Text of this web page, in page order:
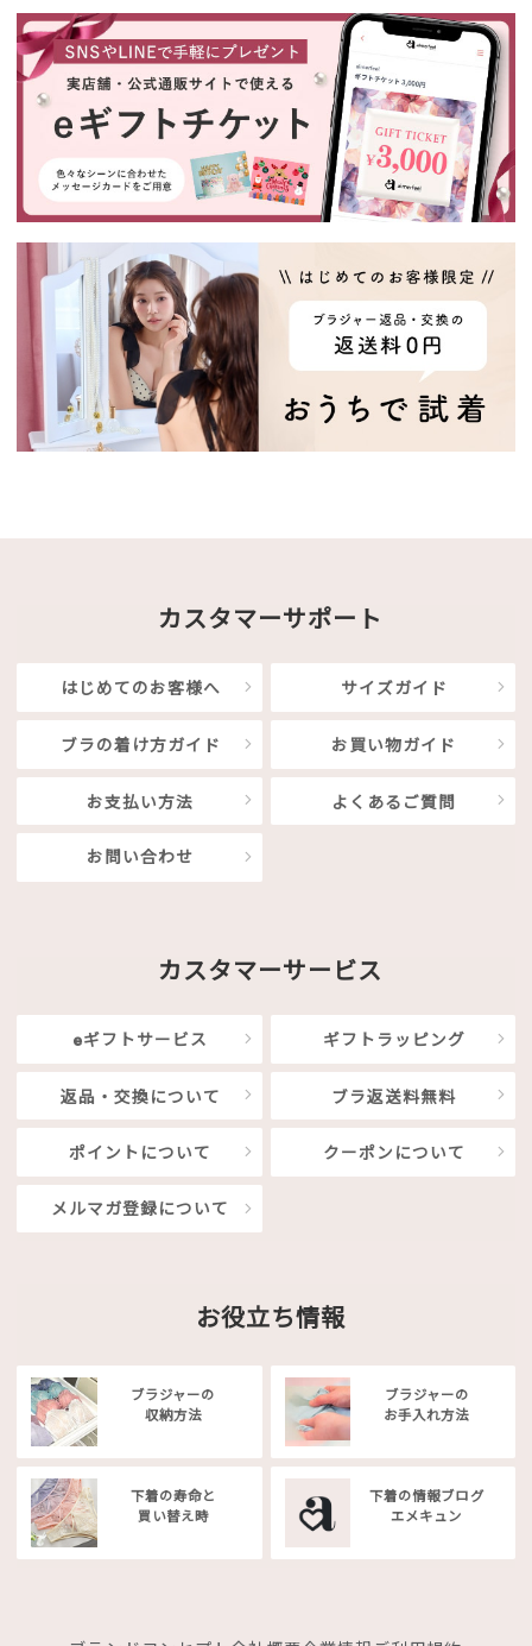
カスタマーサポート
はじめてのお客様へ サイズガイド
ブラの着け方ガイド お買い物ガイド
お支払い方法 よくあるご質問
お問い合わせ
カスタマーサービス
eギフトサービス ギフトラッピング
返品・交換について ブラ返送料無料
ポイントについて クーポンについて
メルマガ登録について
お役立ち情報
ブラジャーの
収納方法
ブラジャーの
お手入れ方法
下着の寿命と
買い替え時
下着の情報ブログ
エメキュン